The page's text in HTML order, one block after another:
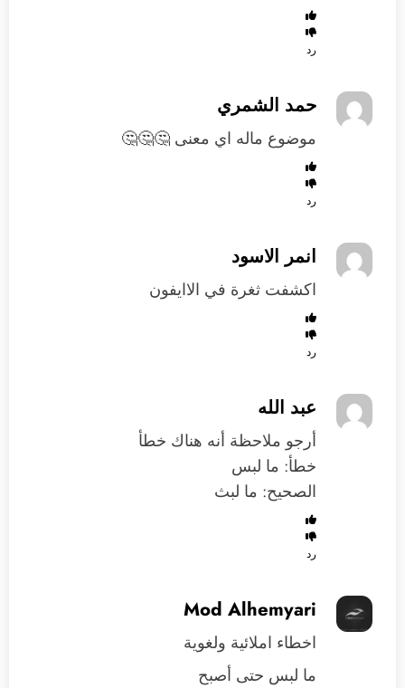
رد
حمد الشمري
موضوع ماله اي معنى 🤔🤔🤔
رد
انمر الاسود
اكشفت ثغرة في الاايفون
رد
عبد الله
أرجو ملاحظة أنه هناك خطأ
خطأ: ما لبس
الصحيح: ما لبث
رد
Mod Alhemyari
اخطاء املائية ولغوية
ما لبس حتى أصبح